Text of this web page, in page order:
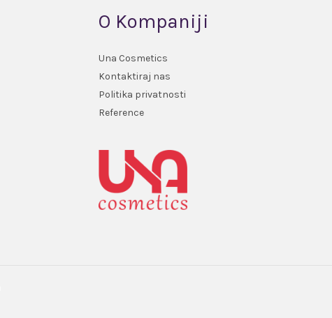
O Kompaniji
Una Cosmetics
Kontaktiraj nas
Politika privatnosti
Reference